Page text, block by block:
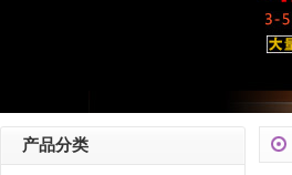
产品分类